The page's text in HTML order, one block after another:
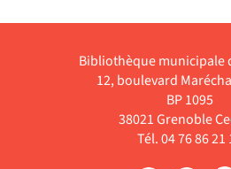
Bibliothèque municipale
12, boulevard
BP 1095
38021 Grenoble
Tél. 04 76 86 21